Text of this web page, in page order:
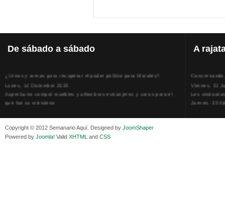
De sábado a sábado
Lunes, 14 Diciembre 2020
Superlucho compró muebles y alfombras extranjeros y caros para el
que fue su ministerio
Viernes, 11 Diciembre 2020
Viernes, 11 Diciembre 2020
Medios de difusión, amigos y enemigos de Evo Morales
A
Los
Jueves, 30
Copyright © 2012 Semanario Aquí. Designed by JoomShaper
Powered by Joomla! Valid XHTML and CSS